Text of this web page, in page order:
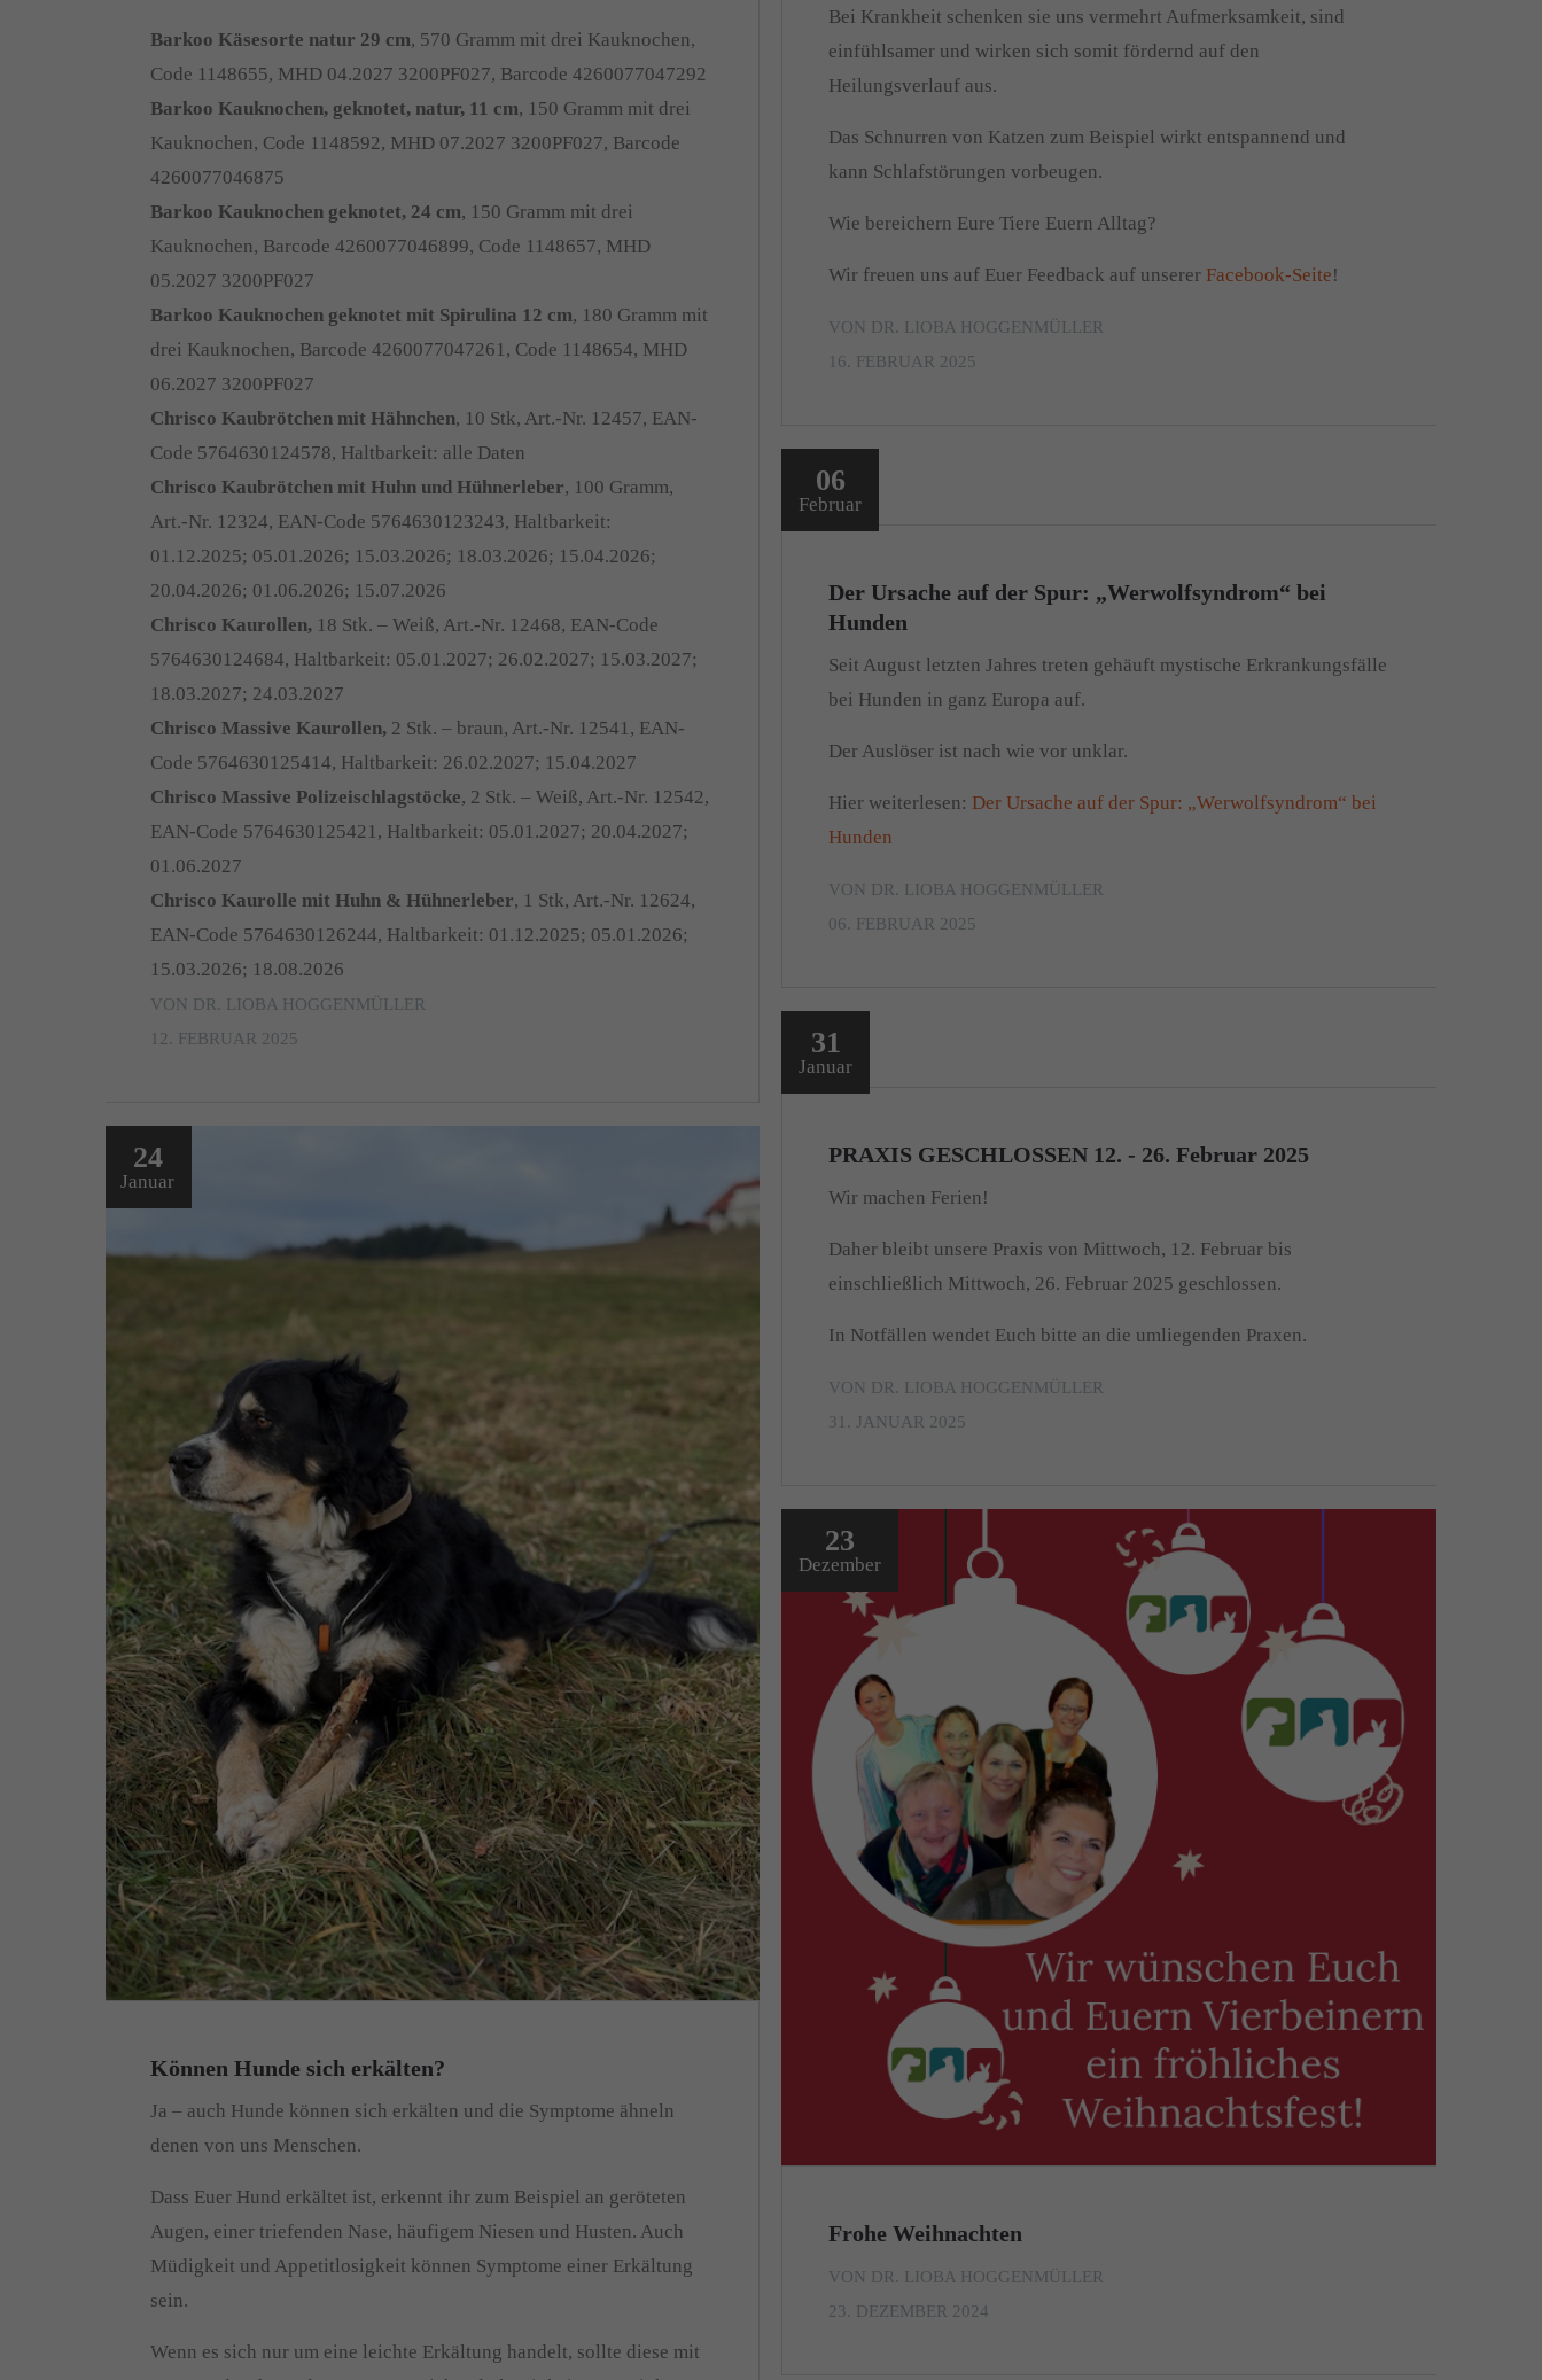
Bei Krankheit schenken sie uns vermehrt Aufmerksamkeit, sind
einfühlsamer und wirken sich somit fördernd auf den
Heilungsverlauf aus.
Das Schnurren von Katzen zum Beispiel wirkt entspannend und
kann Schlafstörungen vorbeugen.
Wie bereichern Eure Tiere Euern Alltag?
Wir freuen uns auf Euer Feedback auf unserer Facebook-Seite!
VON DR. LIOBA HOGGENMÜLLER
16. FEBRUAR 2025
Barkoo Käsesorte natur 29 cm, 570 Gramm mit drei Kauknochen,
Code 1148655, MHD 04.2027 3200PF027, Barcode 4260077047292
Barkoo Kauknochen, geknotet, natur, 11 cm, 150 Gramm mit drei
Kauknochen, Code 1148592, MHD 07.2027 3200PF027, Barcode
4260077046875
Barkoo Kauknochen geknotet, 24 cm, 150 Gramm mit drei
Kauknochen, Barcode 4260077046899, Code 1148657, MHD
05.2027 3200PF027
Barkoo Kauknochen geknotet mit Spirulina 12 cm, 180 Gramm mit
drei Kauknochen, Barcode 4260077047261, Code 1148654, MHD
06.2027 3200PF027
Chrisco Kaubrötchen mit Hähnchen, 10 Stk, Art.-Nr. 12457, EAN-
Code 5764630124578, Haltbarkeit: alle Daten
Chrisco Kaubrötchen mit Huhn und Hühnerleber, 100 Gramm,
Art.-Nr. 12324, EAN-Code 5764630123243, Haltbarkeit:
01.12.2025; 05.01.2026; 15.03.2026; 18.03.2026; 15.04.2026;
20.04.2026; 01.06.2026; 15.07.2026
Chrisco Kaurollen, 18 Stk. – Weiß, Art.-Nr. 12468, EAN-Code
5764630124684, Haltbarkeit: 05.01.2027; 26.02.2027; 15.03.2027;
18.03.2027; 24.03.2027
Chrisco Massive Kaurollen, 2 Stk. – braun, Art.-Nr. 12541, EAN-
Code 5764630125414, Haltbarkeit: 26.02.2027; 15.04.2027
Chrisco Massive Polizeischlagstöcke, 2 Stk. – Weiß, Art.-Nr. 12542,
EAN-Code 5764630125421, Haltbarkeit: 05.01.2027; 20.04.2027;
01.06.2027
Chrisco Kaurolle mit Huhn & Hühnerleber, 1 Stk, Art.-Nr. 12624,
EAN-Code 5764630126244, Haltbarkeit: 01.12.2025; 05.01.2026;
15.03.2026; 18.08.2026
VON DR. LIOBA HOGGENMÜLLER
12. FEBRUAR 2025
06
Februar
Der Ursache auf der Spur: „Werwolfsyndrom“ bei
Hunden
Seit August letzten Jahres treten gehäuft mystische Erkrankungsfälle
bei Hunden in ganz Europa auf.
Der Auslöser ist nach wie vor unklar.
Hier weiterlesen: Der Ursache auf der Spur: „Werwolfsyndrom“ bei
Hunden
VON DR. LIOBA HOGGENMÜLLER
06. FEBRUAR 2025
31
Januar
PRAXIS GESCHLOSSEN 12. - 26. Februar 2025
Wir machen Ferien!
Daher bleibt unsere Praxis von Mittwoch, 12. Februar bis
einschließlich Mittwoch, 26. Februar 2025 geschlossen.
In Notfällen wendet Euch bitte an die umliegenden Praxen.
VON DR. LIOBA HOGGENMÜLLER
31. JANUAR 2025
24
Januar
Können Hunde sich erkälten?
Ja – auch Hunde können sich erkälten und die Symptome ähneln
denen von uns Menschen.
Dass Euer Hund erkältet ist, erkennt ihr zum Beispiel an geröteten
Augen, einer triefenden Nase, häufigem Niesen und Husten. Auch
Müdigkeit und Appetitlosigkeit können Symptome einer Erkältung
sein.
Wenn es sich nur um eine leichte Erkältung handelt, sollte diese mit
23
Dezember
Frohe Weihnachten
VON DR. LIOBA HOGGENMÜLLER
23. DEZEMBER 2024